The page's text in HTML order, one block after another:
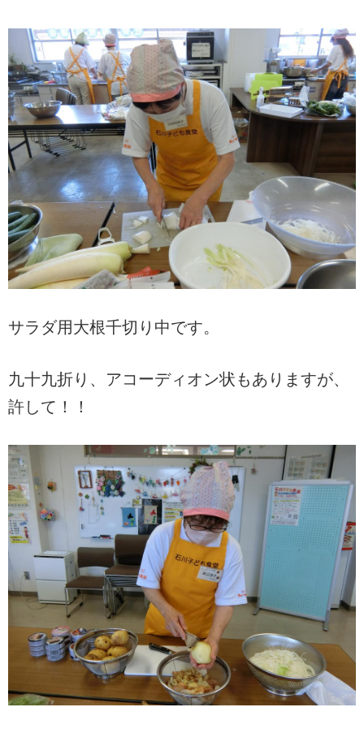
サラダ用大根千切り中です。
九十九折り、アコーディオン状もありますが、
許して！！